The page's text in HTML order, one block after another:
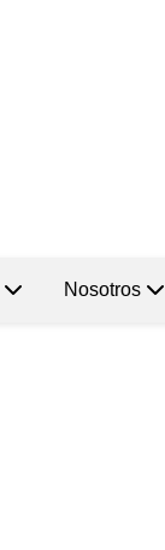
Nosotros